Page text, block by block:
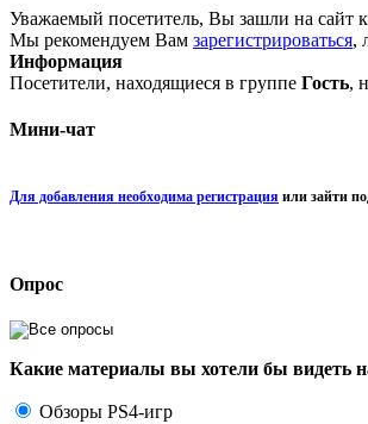
Уважаемый посетитель, Вы зашли на сайт
Мы рекомендуем Вам зарегистрироваться,
Информация
Посетители, находящиеся в группе Гость,
Мини-чат
Для добавления необходима регистрация или зайти
Опрос
Какие материалы вы хотели бы видеть
Обзоры PS4-игр